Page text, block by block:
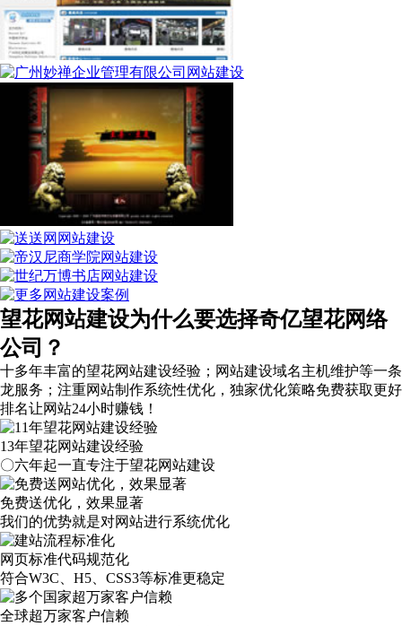
望花网站建设为什么要选择奇亿望花网络
公司？
十多年丰富的望花网站建设经验；网站建设域名主机维护等一条
龙服务 ；注重网站制作系统性优化， 独家优化策略免费获取更好
排名让网站24小时赚钱！
13年望花网站建设经验
〇六年起一直专注于望花网站建设
免费送优化，效果显著
我们的优势就是对网站进行系统优化
网页标准代码规范化
符合W3C、H5、CSS3等标准更稳定
全球超万家客户信赖